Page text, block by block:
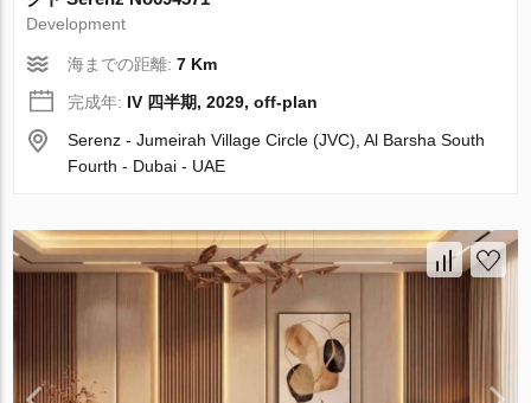
Development
海までの距離:7 Km
完成年: IV 四半期, 2029, off-plan
Serenz - Jumeirah Village Circle (JVC), Al Barsha South
Fourth - Dubai - UAE